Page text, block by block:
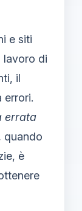
e siti
lavoro di
il
errori.
errata
quando
è